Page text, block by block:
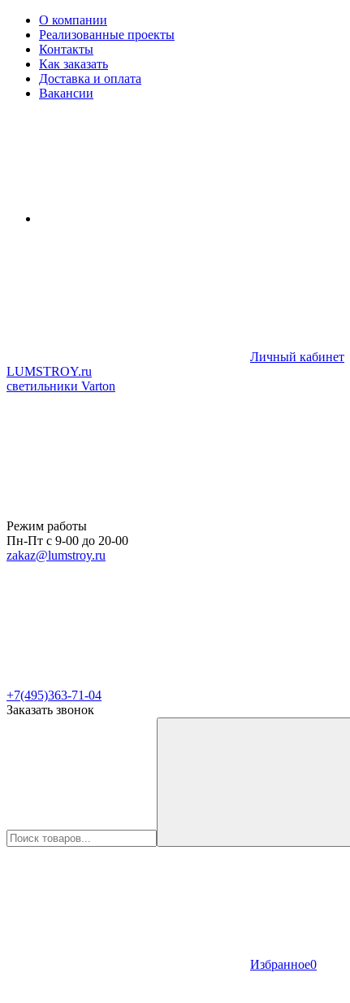
О компании
Реализованные проекты
Контакты
Как заказать
Доставка и оплата
Вакансии
Личный кабинет
LUMSTROY.ru
светильники Varton
Режим работы
Пн-Пт с 9-00 до 20-00
zakaz@lumstroy.ru
+7(495)363-71-04
Заказать звонок
Избранное0